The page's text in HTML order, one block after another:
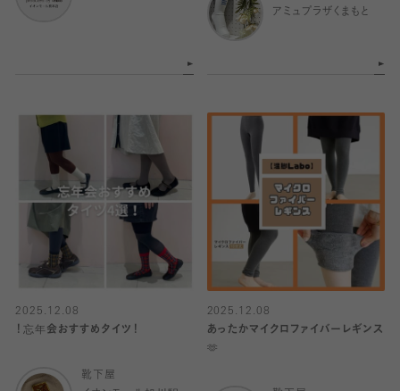
アミュプラザくまもと
2025.12.08
！忘年会おすすめタイツ！
靴下屋
2025.12.08
あったかマイクロファイバーレギンス
🫶